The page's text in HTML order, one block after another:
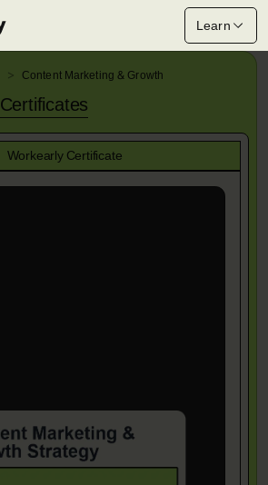
Learn
Content Marketing & Growth
Certificates
Workearly Certificate